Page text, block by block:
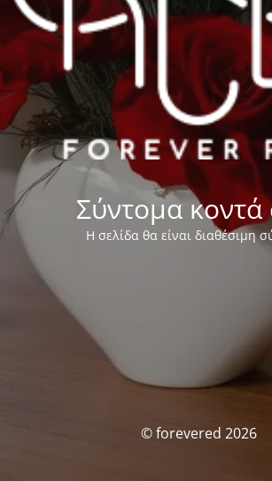
Σύντομα κοντά
Η σελίδα θα είναι διαθέσιμη
© forevered 2026